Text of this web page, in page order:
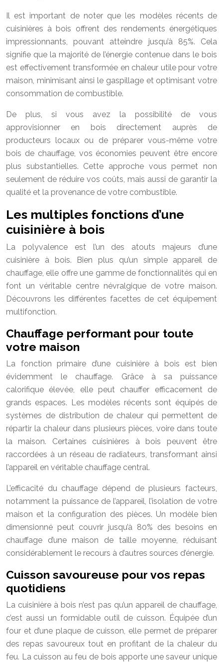
Il est important de noter que les modèles récents de
cuisinières à bois offrent des rendements énergétiques
impressionnants, pouvant atteindre jusqu’à 85%. Cela
signifie que la majorité de l’énergie contenue dans le bois
est effectivement transformée en chaleur utile pour votre
maison, minimisant ainsi le gaspillage et optimisant votre
consommation de combustible.
De plus, si vous avez la possibilité de vous
approvisionner en bois directement auprès de
producteurs locaux ou de préparer vous-même votre
bois de chauffage, vos économies peuvent être encore
plus substantielles. Cette approche vous permet non
seulement de réduire vos coûts, mais aussi de garantir la
qualité et la provenance de votre combustible.
Les multiples fonctions d’une
cuisinière à bois
La polyvalence est l’un des atouts majeurs d’une
cuisinière à bois. Bien plus qu’un simple appareil de
chauffage, elle offre une gamme de fonctionnalités qui en
font un véritable centre névralgique de votre maison.
Découvrons les différentes facettes de cet équipement
multifonction.
Chauffage performant pour toute
votre maison
La fonction primaire d’une cuisinière à bois est bien
évidemment le chauffage. Grâce à sa puissance
calorifique élevée, elle peut chauffer efficacement de
grands espaces. Les modèles récents sont équipés de
systèmes de distribution de chaleur qui permettent de
répartir la chaleur dans plusieurs pièces, voire dans toute
la maison. Certaines cuisinières à bois peuvent être
raccordées à un réseau de radiateurs, transformant ainsi
l’appareil en véritable chauffage central.
L’efficacité du chauffage dépend de plusieurs facteurs,
notamment la puissance de l’appareil, l’isolation de votre
maison et la configuration des pièces. Un modèle bien
dimensionné peut couvrir jusqu’à 80% des besoins en
chauffage d’une maison de taille moyenne, réduisant
considérablement le recours à d’autres sources d’énergie.
Cuisson savoureuse pour vos repas
quotidiens
La cuisinière à bois n’est pas qu’un appareil de chauffage,
c’est aussi un formidable outil de cuisson. Équipée d’un
four et d’une plaque de cuisson, elle permet de préparer
des repas savoureux tout en profitant de la chaleur du
feu. La cuisson au feu de bois apporte une saveur unique